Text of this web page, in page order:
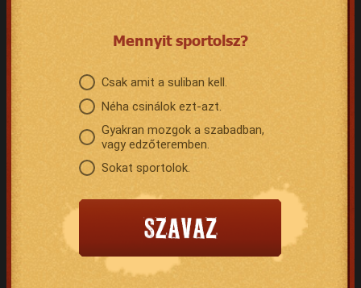
Mennyit sportolsz?
Csak amit a suliban kell.
Néha csinálok ezt-azt.
Gyakran mozgok a szabadban,
vagy edzőteremben.
Sokat sportolok.